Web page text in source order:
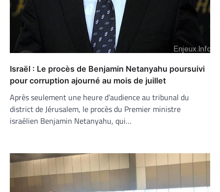
Israël : Le procès de Benjamin Netanyahu poursuivi
pour corruption ajourné au mois de juillet
Après seulement une heure d’audience au tribunal du
district de Jérusalem, le procès du Premier ministre
israélien Benjamin Netanyahu, qui…